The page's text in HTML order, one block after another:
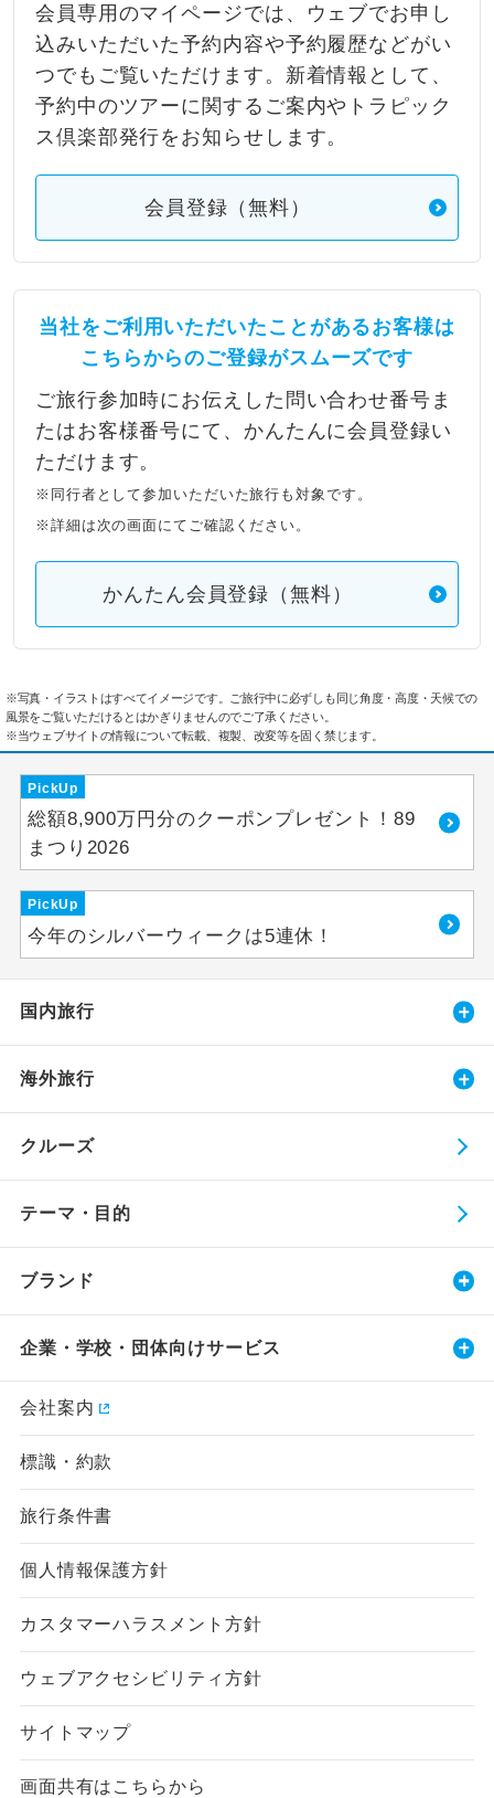
会員専用のマイページでは、ウェブでお申し
込みいただいた予約内容や予約履歴などがい
つでもご覧いただけます。新着情報として、
予約中のツアーに関するご案内やトラピック
ス倶楽部発行をお知らせします。
会員登録（無料）
当社をご利用いただいたことがあるお客様は
こちらからのご登録がスムーズです
ご旅行参加時にお伝えした問い合わせ番号ま
たはお客様番号にて、かんたんに会員登録い
ただけます。
※同行者として参加いただいた旅行も対象です。
※詳細は次の画面にてご確認ください。
かんたん会員登録（無料）
※写真・イラストはすべてイメージです。ご旅行中に必ずしも同じ角度・高度・天候での
風景をご覧いただけるとはかぎりませんのでご了承ください。
※当ウェブサイトの情報について転載、複製、改変等を固く禁じます。
PickUp
総額8,900万円分のクーポンプレゼント！89
まつり2026
PickUp
今年のシルバーウィークは5連休！
国内旅行
海外旅行
クルーズ
テーマ・目的
ブランド
企業・学校・団体向けサービス
会社案内
標識・約款
旅行条件書
個人情報保護方針
カスタマーハラスメント方針
ウェブアクセシビリティ方針
サイトマップ
画面共有はこちらから